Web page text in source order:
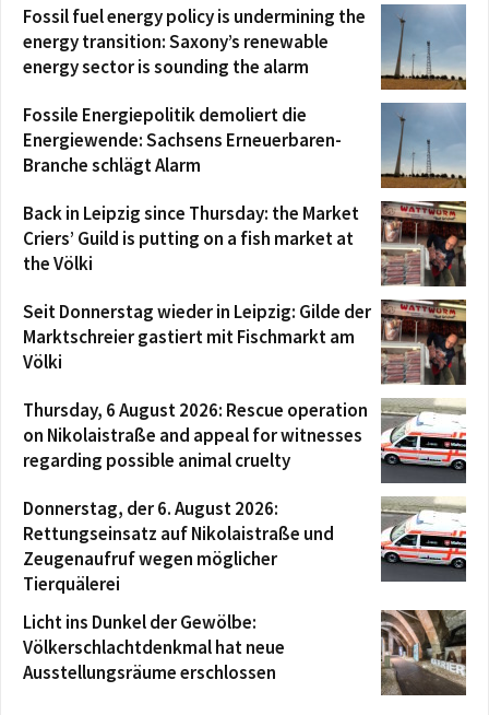
Fossil fuel energy policy is undermining the
energy transition: Saxony’s renewable
energy sector is sounding the alarm
Fossile Energiepolitik demoliert die
Energiewende: Sachsens Erneuerbaren-
Branche schlägt Alarm
Back in Leipzig since Thursday: the Market
Criers’ Guild is putting on a fish market at
the Völki
Seit Donnerstag wieder in Leipzig: Gilde der
Marktschreier gastiert mit Fischmarkt am
Völki
Thursday, 6 August 2026: Rescue operation
on Nikolaistraße and appeal for witnesses
regarding possible animal cruelty
Donnerstag, der 6. August 2026:
Rettungseinsatz auf Nikolaistraße und
Zeugenaufruf wegen möglicher
Tierquälerei
Licht ins Dunkel der Gewölbe:
Völkerschlachtdenkmal hat neue
Ausstellungsräume erschlossen